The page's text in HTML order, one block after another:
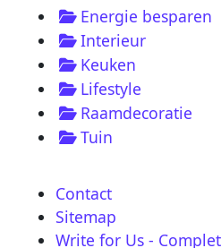
Energie besparen
Interieur
Keuken
Lifestyle
Raamdecoratie
Tuin
Contact
Sitemap
Write for Us -